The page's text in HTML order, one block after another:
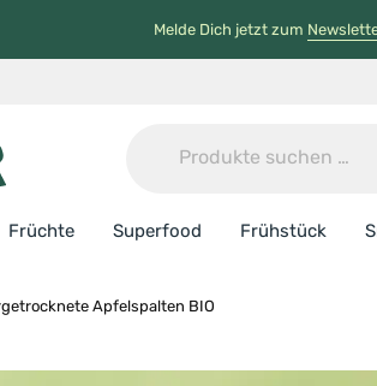
Melde Dich jetzt zum
Früchte Superfood Frühstück
Apfelspalten BIO